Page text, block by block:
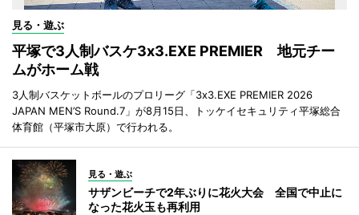
見る・遊ぶ
平塚で3人制バスケ3x3.EXE PREMIER 地元チー
ムがホーム戦
3人制バスケットボールのプロリーグ「3x3.EXE PREMIER 2026
JAPAN MEN’S Round.7」が8月15日、トッケイセキュリティ平塚総合
体育館（平塚市大原）で行われる。
見る・遊ぶ
サザンビーチで2年ぶりに花火大会 全国で中止に
なった花火玉も再利用